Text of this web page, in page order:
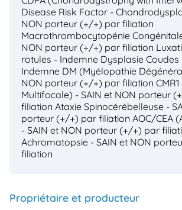
Disease Risk Factor -
NON porteur (+/+) par filiation
Macrothrombocytopénie
NON porteur (+/+) par filiation
rotules - Indemne Dysplasie Coudes
Indemne DM (Myélopathie
NON porteur (+/+) par filiation
Multifocale) - SAIN et NON porteur
filiation Ataxie Spinocérébelleuse -
porteur (+/+) par filiation AOC/CEA
- SAIN et NON porteur (+/+) par
Achromatopsie - SAIN et NON
filiation
Propriétaire et producteur